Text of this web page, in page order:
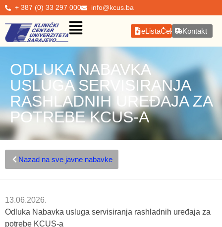
+ 387 (0) 33 297 000 info@kcus.ba
eListaČekanjaKontakt
ODLUKA NABAVKA
USLUGA SERVISIRANJA
RASHLADNIH UREĐAJA ZA
POTREBE KCUS-A
Nazad na sve javne nabavke
13.06.2026.
Odluka Nabavka usluga servisiranja rashladnih uređaja za
potrebe KCUS-a